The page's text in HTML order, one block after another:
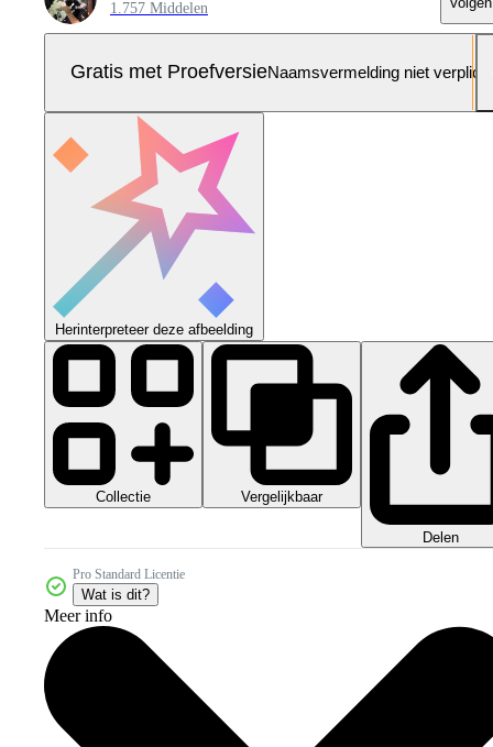
1.757 Middelen
Gratis met ProefversieNaamsvermelding niet verplicht
Herinterpreteer deze afbeelding
Collectie Vergelijkbaar
Delen
Pro Standard Licentie
Wat is dit?
Meer info